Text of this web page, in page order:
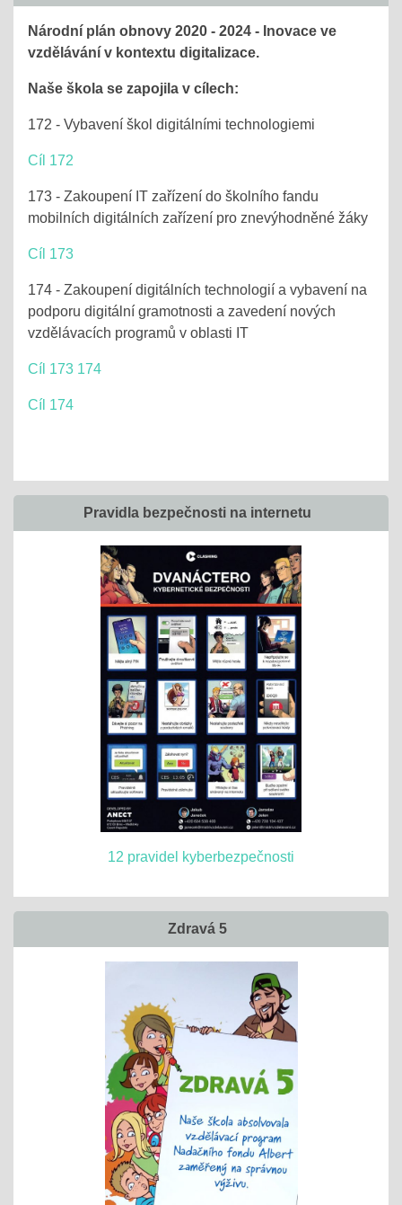
Národní plán obnovy 2020 - 2024 - Inovace ve
vzdělávání v kontextu digitalizace.
Naše škola se zapojila v cílech:
172 - Vybavení škol digitálními technologiemi
Cíl 172
173 - Zakoupení IT zařízení do školního fandu
mobilních digitálních zařízení pro znevýhodněné žáky
Cíl 173
174 - Zakoupení digitálních technologií a vybavení na
podporu digitální gramotnosti a zavedení nových
vzdělávacích programů v oblasti IT
Cíl 173 174
Cíl 174
Pravidla bezpečnosti na internetu
12 pravidel kyberbezpečnosti
Zdravá 5